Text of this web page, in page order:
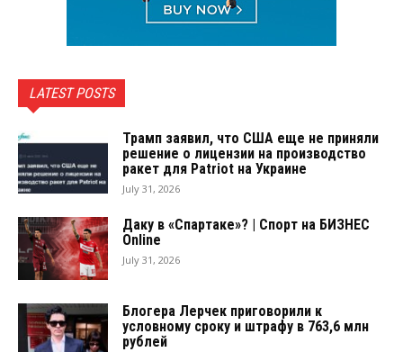
LATEST POSTS
Трамп заявил, что США еще не приняли
решение о лицензии на производство
ракет для Patriot на Украине
July 31, 2026
Даку в «Спартаке»? | Спорт на БИЗНЕС
Online
July 31, 2026
Блогера Лерчек приговорили к
условному сроку и штрафу в 763,6 млн
рублей